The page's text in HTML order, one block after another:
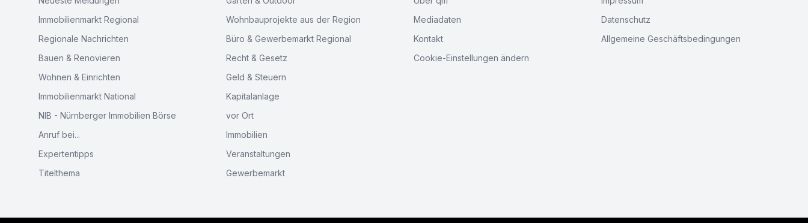
Immobilienmarkt Regional
Wohnbauprojekte aus der Region
Regionale Nachrichten
Büro & Gewerbemarkt Regional
Bauen & Renovieren
Recht & Gesetz
Wohnen & Einrichten
Geld & Steuern
Immobilienmarkt National
Kapitalanlage
NIB - Nürnberger Immobilien Börse
vor Ort
Anruf bei...
Immobilien
Expertentipps
Veranstaltungen
Titelthema
Gewerbemarkt
Mediadaten
Kontakt
Cookie-Einstellungen ändern
Datenschutz
Allgemeine Geschäftsbedingungen